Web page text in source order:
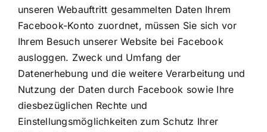
unseren Webauftritt gesammelten Daten Ihrem
Facebook-Konto zuordnet, müssen Sie sich vor
Ihrem Besuch unserer Website bei Facebook
ausloggen. Zweck und Umfang der
Datenerhebung und die weitere Verarbeitung und
Nutzung der Daten durch Facebook sowie Ihre
diesbezüglichen Rechte und
Einstellungsmöglichkeiten zum Schutz Ihrer